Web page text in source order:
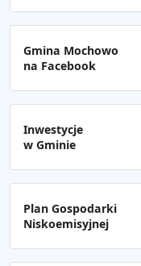
Gmina Mochowo
na Facebook
Inwestycje
w Gminie
Plan Gospodarki
Niskoemisyjnej